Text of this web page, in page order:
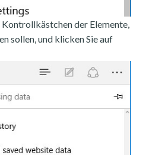
der Elemente,
sollen, und klicken Sie auf